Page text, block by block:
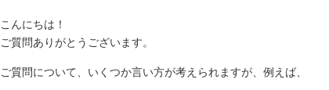
こんにちは！
ご質問ありがとうございます。
ご質問について、いくつか言い方が考えられますが、例えば、